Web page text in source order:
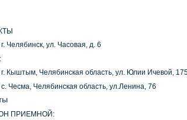
Челябинск, ул. Часовая, д. 6
Кыштым, Челябинская область, ул. Юлии Ичевой,
Чесма, Челябинская область, ул.Ленина, 76
ПРИЕМНОЙ: